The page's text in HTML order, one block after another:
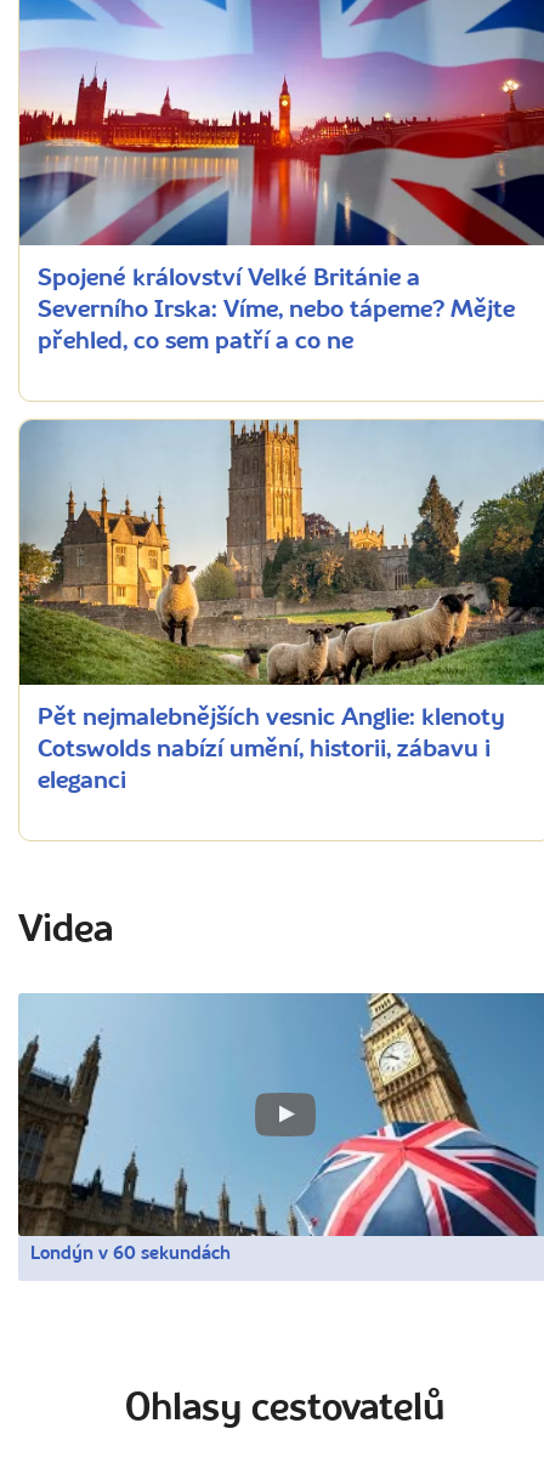
Spojené království Velké Británie a
Severního Irska: Víme, nebo tápeme? Mějte
přehled, co sem patří a co ne
Pět nejmalebnějších vesnic Anglie: klenoty
Cotswolds nabízí umění, historii, zábavu i
eleganci
Videa
Londýn v 60 sekundách
Ohlasy cestovatelů